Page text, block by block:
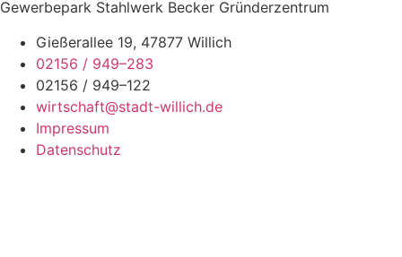
Gewerbepark Stahlwerk Becker Gründerzentrum
Gießerallee 19, 47877 Willich
02156 / 949–283
02156 / 949–122
wirtschaft@stadt-willich.de
Impressum
Datenschutz